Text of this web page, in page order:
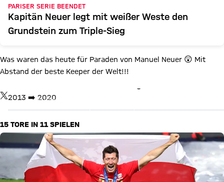
PARISER SERIE BEENDET
Kapitän Neuer legt mit weißer Weste den
Grundstein zum Triple-Sieg
Was waren das heute für Paraden von Manuel Neuer 😲 Mit
Abstand der beste Keeper der Welt!!!
TWITTER-BEITRAG
2013 ➡️ 2020Mit Klick auf den Button ermöglichen Sie es diesem sozialen
verarbeiten. Vorher kann das soziale Netzwerk keine Daten über
wird für alle Inhalte des sozialen Netzwerks auf unserer Website
gespeichert und Sie können dies jederzeit in derCookie-
Einwilligungslösungändern. Details:Datenschutzerklärung
15 TORE IN 11 SPIELEN